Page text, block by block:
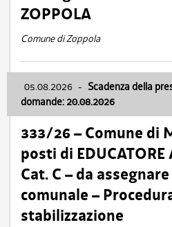
ZOPPOLA
Comune di Zoppola
05.08.2026 - Scadenza della
domande: 20.08.2026
333/26 – Comune di
posti di
Cat. C – da
comunale –
stabilizzazione